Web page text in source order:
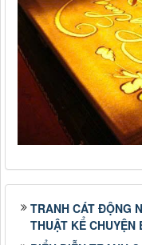
TRANH CÁT ĐỘNG
THUẬT KỂ CHUYỆN